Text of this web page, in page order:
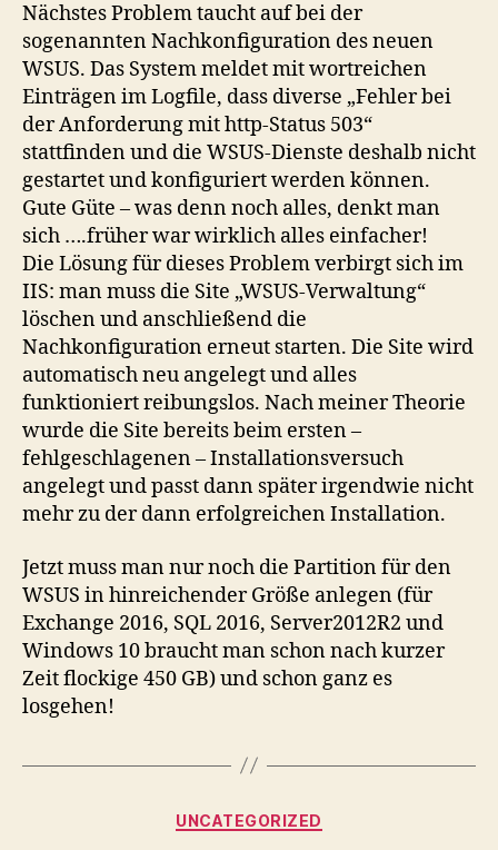
Nächstes Problem taucht auf bei der
sogenannten Nachkonfiguration des neuen
WSUS. Das System meldet mit wortreichen
Einträgen im Logfile, dass diverse „Fehler bei
der Anforderung mit http-Status 503“
stattfinden und die WSUS-Dienste deshalb nicht
gestartet und konfiguriert werden können.
Gute Güte – was denn noch alles, denkt man
sich ….früher war wirklich alles einfacher!
Die Lösung für dieses Problem verbirgt sich im
IIS: man muss die Site „WSUS-Verwaltung“
löschen und anschließend die
Nachkonfiguration erneut starten. Die Site wird
automatisch neu angelegt und alles
funktioniert reibungslos. Nach meiner Theorie
wurde die Site bereits beim ersten –
fehlgeschlagenen – Installationsversuch
angelegt und passt dann später irgendwie nicht
mehr zu der dann erfolgreichen Installation.
Jetzt muss man nur noch die Partition für den
WSUS in hinreichender Größe anlegen (für
Exchange 2016, SQL 2016, Server2012R2 und
Windows 10 braucht man schon nach kurzer
Zeit flockige 450 GB) und schon ganz es
losgehen!
Kategorien
UNCATEGORIZED